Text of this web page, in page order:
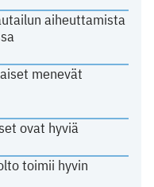
aiheuttamista
menevät
ovat hyviä
toimii hyvin